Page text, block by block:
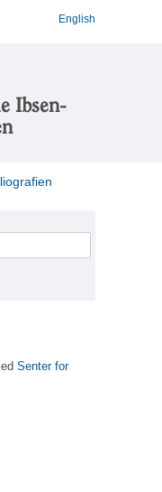
English
Ibsen-
Senter for